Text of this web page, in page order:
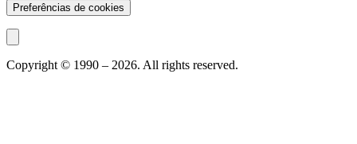
Preferências de cookies
Copyright © 1990 – 2026. All rights reserved.